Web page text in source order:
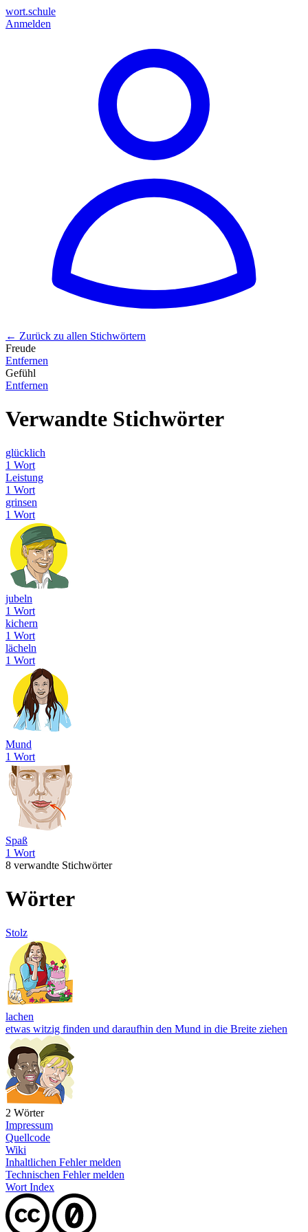
wort.schule
Anmelden
← Zurück zu allen Stichwörtern
Freude
Entfernen
Gefühl
Entfernen
Verwandte Stichwörter
glücklich
1 Wort
Leistung
1 Wort
grinsen
1 Wort
jubeln
1 Wort
kichern
1 Wort
lächeln
1 Wort
Mund
1 Wort
Spaß
1 Wort
8 verwandte Stichwörter
Wörter
Stolz
lachen
etwas witzig finden und daraufhin den Mund in die Breite ziehen
2 Wörter
Impressum
Quellcode
Wiki
Inhaltlichen Fehler melden
Technischen Fehler melden
Wort Index